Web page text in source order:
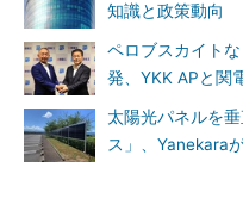
知識と政策動向
ペロブスカイト
発、YKK APと関
太陽光パネルを
ス」、Yanekara